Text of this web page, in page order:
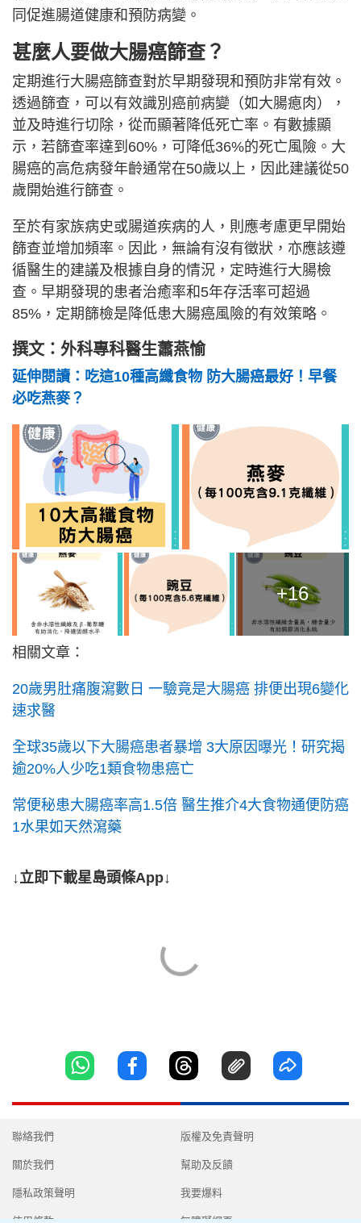
同促進腸道健康和預防病變。
甚麼人要做大腸癌篩查？
定期進行大腸癌篩查對於早期發現和預防非常有效。
透過篩查，可以有效識別癌前病變（如大腸瘜肉），
並及時進行切除，從而顯著降低死亡率。有數據顯
示，若篩查率達到60%，可降低36%的死亡風險。大
腸癌的高危病發年齡通常在50歲以上，因此建議從50
歲開始進行篩查。
至於有家族病史或腸道疾病的人，則應考慮更早開始
篩查並增加頻率。因此，無論有沒有徵狀，亦應該遵
循醫生的建議及根據自身的情況，定時進行大腸檢
查。早期發現的患者治癒率和5年存活率可超過
85%，定期篩檢是降低患大腸癌風險的有效策略。
撰文：外科專科醫生蕭燕愉
延伸閱讀：吃這10種高纖食物 防大腸癌最好！早餐
必吃燕麥？
+16
相關文章：
20歲男肚痛腹瀉數日 一驗竟是大腸癌 排便出現6變化
速求醫
全球35歲以下大腸癌患者暴增 3大原因曝光！研究揭
逾20%人少吃1類食物患癌亡
常便秘患大腸癌率高1.5倍 醫生推介4大食物通便防癌
1水果如天然瀉藥
↓立即下載星島頭條App↓
聯絡我們
關於我們
隱私政策聲明
版權及免責聲明
幫助及反饋
我要爆料